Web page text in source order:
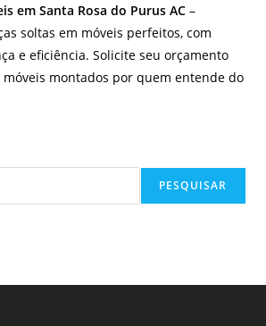
em Santa Rosa do Purus AC –
soltas em móveis perfeitos, com
e eficiência. Solicite seu orçamento
móveis montados por quem entende do
PESQUISAR